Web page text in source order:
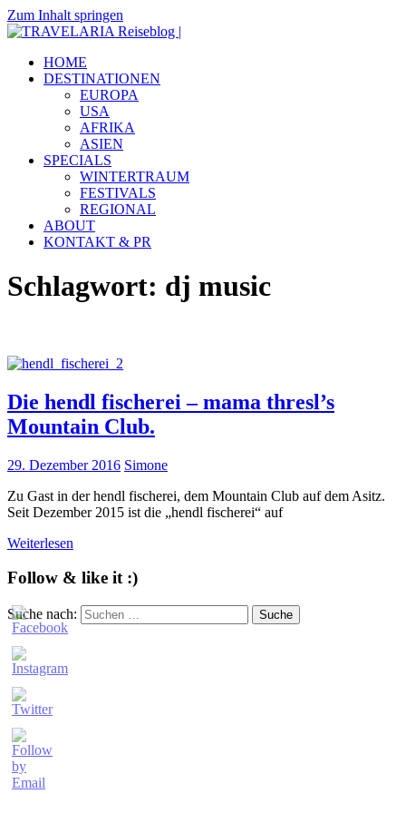
Zum Inhalt springen
TRAVELARIA
Reiseblog
Dein
Reiseblog
Reiseberichten
Insidertipps
Destinationen.
HOME
DESTINATIONEN
EUROPA
USA
AFRIKA
ASIEN
SPECIALS
WINTERTRAUM
FESTIVALS
REGIONAL
ABOUT
KONTAKT & PR
Schlagwort: dj music
Die hendl fischerei – mama thresl’s
Mountain Club.
29. Dezember 2016 Simone
Zu Gast in der hendl fischerei, dem Mountain Club auf dem Asitz.
Seit Dezember 2015 ist die „hendl fischerei“ auf
Weiterlesen
Follow & like it :)
Suche nach: Suche